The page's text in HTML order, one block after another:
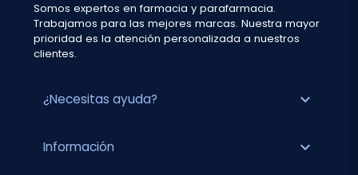
Somos expertos en farmacia y parafarmacia.
Trabajamos para las mejores marcas. Nuestra mayor
prioridad es la atención personalizada a nuestros
clientes.
¿Necesitas ayuda? expand_more
Información expand_more